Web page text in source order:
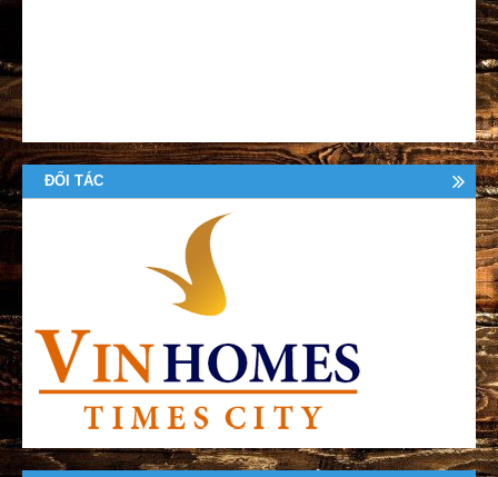
ĐỐI TÁC